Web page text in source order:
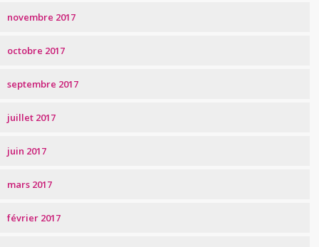
novembre 2017
octobre 2017
septembre 2017
juillet 2017
juin 2017
mars 2017
février 2017